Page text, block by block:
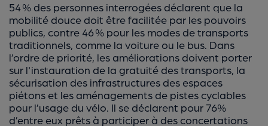
54 % des personnes interrogées déclarent que la
mobilité douce doit être facilitée par les pouvoirs
publics, contre 46 % pour les modes de transports
traditionnels, comme la voiture ou le bus. Dans
l’ordre de priorité, les améliorations doivent porter
sur l'instauration de la gratuité des transports, la
sécurisation des infrastructures des espaces
piétons et les aménagements de pistes cyclables
pour l’usage du vélo. Il se déclarent pour 76%
d’entre eux prêts à participer à des concertations